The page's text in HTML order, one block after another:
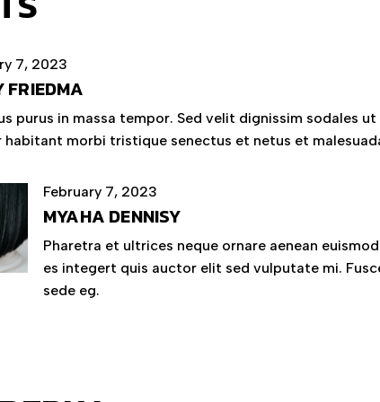
7, 2023
FRIEDMA
purus in massa tempor. Sed velit dignissim sodales ut
habitant morbi tristique senectus et netus et
February 7, 2023
MYAHA DENNISY
Pharetra et ultrices neque ornare aenean
es integert quis auctor elit sed vulputate mi.
sede eg.